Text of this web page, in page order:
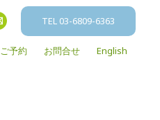
TEL 03-6809-6363
ご予約 お問合せ English